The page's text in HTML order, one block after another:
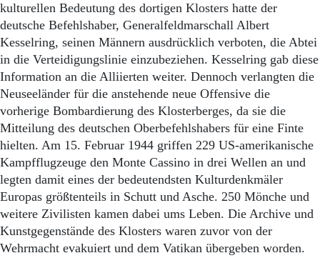
kulturellen Bedeutung des dortigen Klosters hatte der
deutsche Befehlshaber, Generalfeldmarschall Albert
Kesselring, seinen Männern ausdrücklich verboten, die Abtei
in die Verteidigungslinie einzubeziehen. Kesselring gab diese
Information an die Alliierten weiter. Dennoch verlangten die
Neuseeländer für die anstehende neue Offensive die
vorherige Bombardierung des Klosterberges, da sie die
Mitteilung des deutschen Oberbefehlshabers für eine Finte
hielten. Am 15. Februar 1944 griffen 229 US-amerikanische
Kampfflugzeuge den Monte Cassino in drei Wellen an und
legten damit eines der bedeutendsten Kulturdenkmäler
Europas größtenteils in Schutt und Asche. 250 Mönche und
weitere Zivilisten kamen dabei ums Leben. Die Archive und
Kunstgegenstände des Klosters waren zuvor von der
Wehrmacht evakuiert und dem Vatikan übergeben worden.